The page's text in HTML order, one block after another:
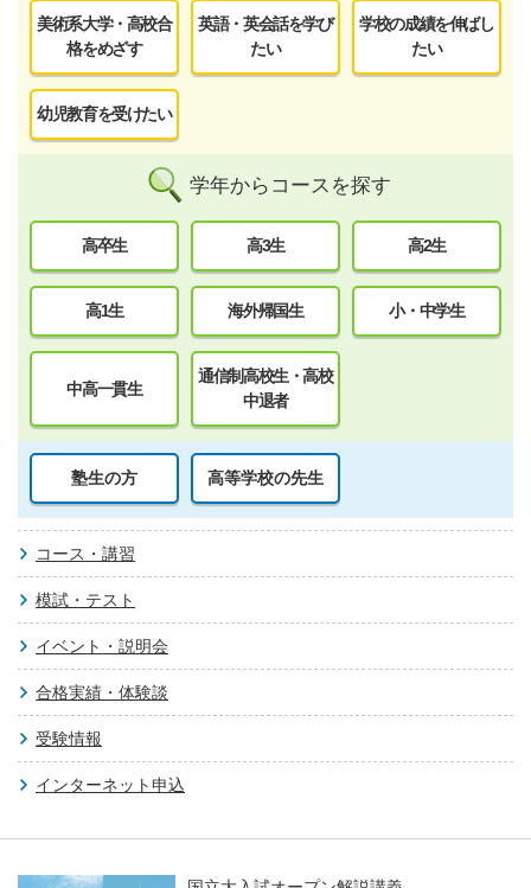
美術系大学・高校合
格をめざす
英語・英会話を学び
たい
学校の成績を伸ばし
たい
幼児教育を受けたい
学年からコースを探す
高卒生 高3生 高2生
高1生 海外帰国生 小・中学生
中高一貫生
通信制高校生・高校
中退者
塾生の方 高等学校の先生
コース・講習
模試・テスト
イベント・説明会
合格実績・体験談
受験情報
インターネット申込